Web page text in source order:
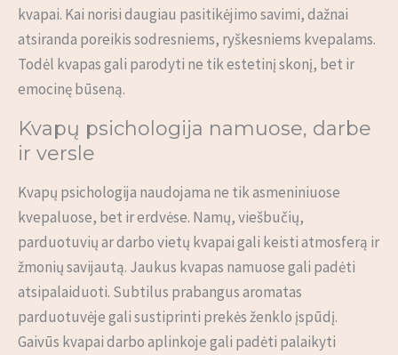
kvapai. Kai norisi daugiau pasitikėjimo savimi, dažnai
atsiranda poreikis sodresniems, ryškesniems kvepalams.
Todėl kvapas gali parodyti ne tik estetinį skonį, bet ir
emocinę būseną.
Kvapų psichologija namuose, darbe
ir versle
Kvapų psichologija naudojama ne tik asmeniniuose
kvepaluose, bet ir erdvėse. Namų, viešbučių,
parduotuvių ar darbo vietų kvapai gali keisti atmosferą ir
žmonių savijautą. Jaukus kvapas namuose gali padėti
atsipalaiduoti. Subtilus prabangus aromatas
parduotuvėje gali sustiprinti prekės ženklo įspūdį.
Gaivūs kvapai darbo aplinkoje gali padėti palaikyti